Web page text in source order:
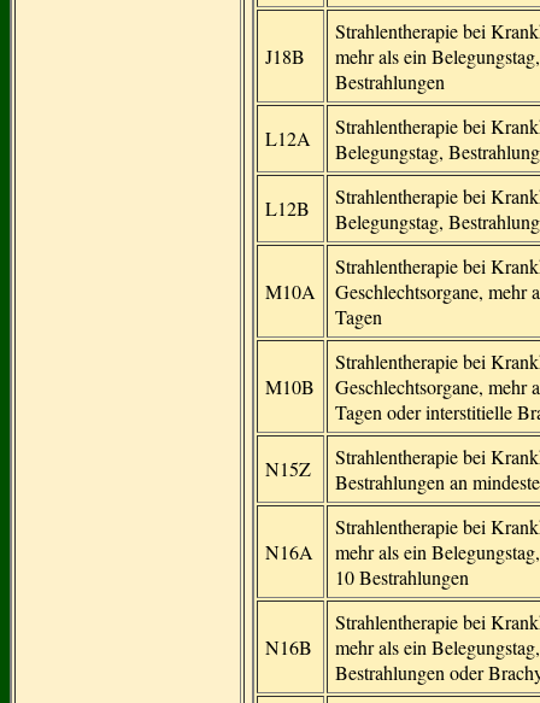
J18B
Strahlentherapie bei
mehr als ein
Bestrahlungen
L12A
Strahlentherapie bei
Belegungstag,
L12B
Strahlentherapie bei
Belegungstag,
M10A
Strahlentherapie bei
Geschlechtsorgane, mehr
Tagen
M10B
Strahlentherapie bei
Geschlechtsorgane, mehr
Tagen oder interstitielle
N15Z
Strahlentherapie bei
Bestrahlungen an
N16A
Strahlentherapie bei
mehr als ein
10 Bestrahlungen
N16B
Strahlentherapie bei
mehr als ein
Bestrahlungen oder